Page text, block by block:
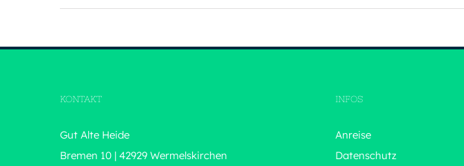
KONTAKT
Gut Alte Heide
Bremen 10 | 42929 Wermelskirchen
INFOS
Anreise
Datenschutz